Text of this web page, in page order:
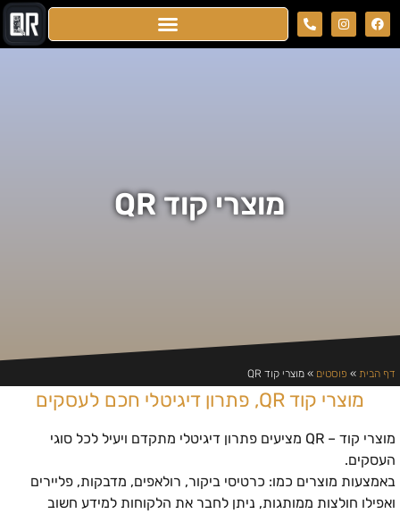
מוצרי קוד QR
דף הבית » פוסטים » מוצרי קוד QR
מוצרי קוד QR, פתרון דיגיטלי חכם לעסקים
מוצרי קוד – QR מציעים פתרון דיגיטלי מתקדם ויעיל לכל סוגי
העסקים.
באמצעות מוצרים כמו: כרטיסי ביקור, רולאפים, מדבקות, פליירים
ואפילו חולצות ממותגות, ניתן לחבר את הלקוחות למידע חשוב